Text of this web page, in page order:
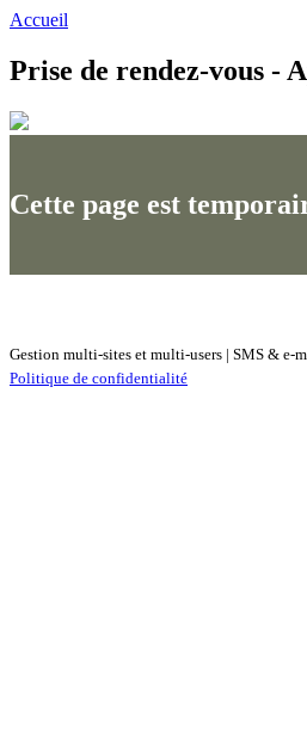
Accueil
Prise de rendez-vous -
Cette page est
Gestion multi-sites et multi-users | SMS & e-
Politique de confidentialité